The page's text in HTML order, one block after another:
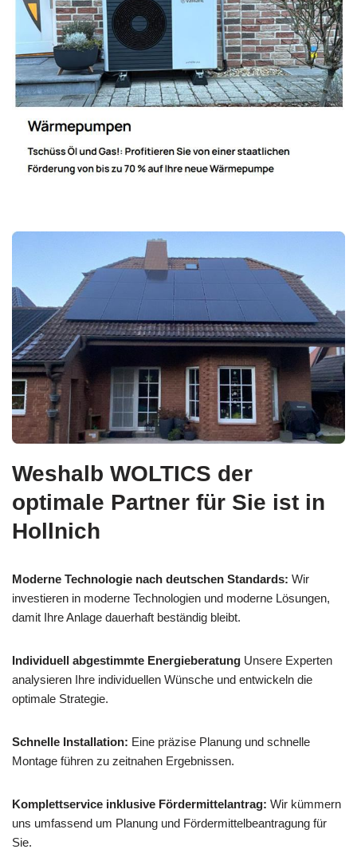
Weshalb WOLTICS der
optimale Partner für Sie ist in
Hollnich
Moderne Technologie nach deutschen Standards: Wir
investieren in moderne Technologien und moderne Lösungen,
damit Ihre Anlage dauerhaft beständig bleibt.
Individuell abgestimmte Energieberatung Unsere Experten
analysieren Ihre individuellen Wünsche und entwickeln die
optimale Strategie.
Schnelle Installation: Eine präzise Planung und schnelle
Montage führen zu zeitnahen Ergebnissen.
Komplettservice inklusive Fördermittelantrag: Wir kümmern
uns umfassend um Planung und Fördermittelbeantragung für
Sie.